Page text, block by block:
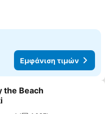
Εμφάνιση τιμών
στα αγαπημένα
the Beach